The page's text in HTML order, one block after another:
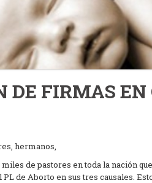
DE FIRMAS EN
hermanos,
de pastores en toda la nación
de Aborto en sus tres causales.